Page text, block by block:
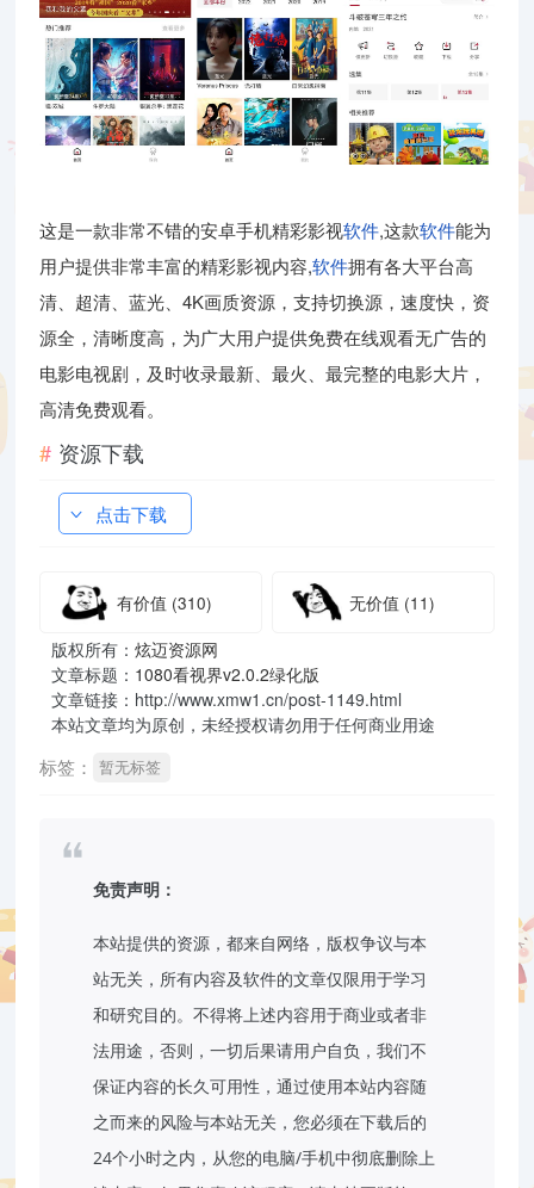
这是一款非常不错的安卓手机精彩影视软件,这款软件能为
用户提供非常丰富的精彩影视内容,软件拥有各大平台高
清、超清、蓝光、4K画质资源，支持切换源，速度快，资
源全，清晰度高，为广大用户提供免费在线观看无广告的
电影电视剧，及时收录最新、最火、最完整的电影大片，
高清免费观看。
资源下载
点击下载
有价值 (310) 无价值 (11)
版权所有：炫迈资源网
文章标题： 1080看视界v2.0.2绿化版
文章链接：http://www.xmw1.cn/post-1149.html
本站文章均为原创，未经授权请勿用于任何商业用途
标签： 暂无标签
免责声明：
本站提供的资源，都来自网络，版权争议与本
站无关，所有内容及软件的文章仅限用于学习
和研究目的。不得将上述内容用于商业或者非
法用途，否则，一切后果请用户自负，我们不
保证内容的长久可用性，通过使用本站内容随
之而来的风险与本站无关，您必须在下载后的
24个小时之内，从您的电脑/手机中彻底删除上